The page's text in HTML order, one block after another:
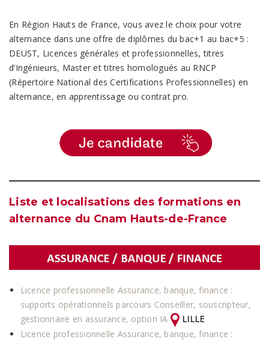
En Région Hauts de France, vous avez le choix pour votre
alternance dans une offre de diplômes du bac+1 au bac+5 :
DEUST, Licences générales et professionnelles, titres
d’Ingénieurs, Master et titres homologués au RNCP
(Répertoire National des Certifications Professionnelles) en
alternance, en apprentissage ou contrat pro.
Liste et localisations des formations en
alternance du Cnam Hauts-de-France
Licence professionnelle Assurance, banque, finance :
supports opérationnels parcours Conseiller, souscripteur,
gestionnaire en assurance, option IA
LILLE
Licence professionnelle Assurance, banque, finance :